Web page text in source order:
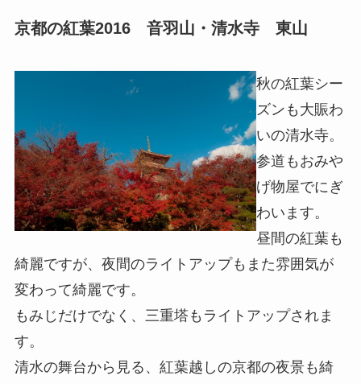
京都の紅葉2016 音羽山・清水寺 東山
秋の紅葉シー
ズンも大賑わ
いの清水寺。
参道もおみや
げ物屋でにぎ
わいます。
昼間の紅葉も
綺麗ですが、夜間のライトアップもまた雰囲気が
変わって綺麗です。
もみじだけでなく、三重塔もライトアップされま
す。
清水の舞台から見る、紅葉越しの京都の夜景も綺